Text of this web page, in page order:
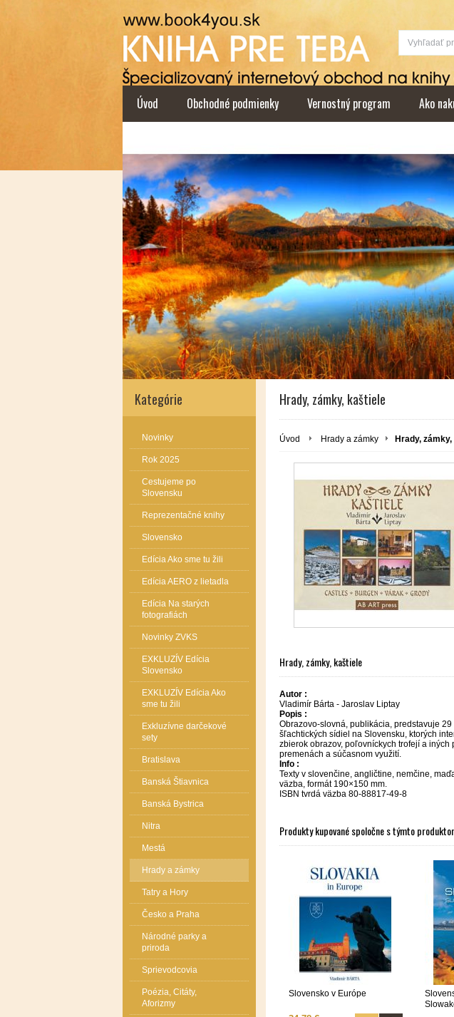
Úvod Obchodné podmienky Vernostný program Ako
Kategórie
Novinky
Rok 2025
Cestujeme po
Slovensku
Reprezentačné knihy
Slovensko
Edícia Ako sme tu žili
Edícia AERO z lietadla
Edícia Na starých
fotografiách
Novinky ZVKS
EXKLUZÍV Edícia
Slovensko
EXKLUZÍV Edícia Ako
sme tu žili
Exkluzívne darčekové
sety
Bratislava
Banská Štiavnica
Banská Bystrica
Nitra
Mestá
Hrady a zámky
Tatry a Hory
Česko a Praha
Národné parky a
priroda
Sprievodcovia
Poézia, Citáty,
Aforizmy
Hrady, zámky, kaštiele
Úvod Hrady a zámky Hrady,
Hrady, zámky, kaštiele
Autor :
Vladimír Bárta - Jaroslav Liptay
Popis :
Obrazovo-slovná, publikácia, predstavuje
šľachtických sídiel na Slovensku, ktorých
zbierok obrazov, poľovníckych trofejí a
premenách a súčasnom využití.
Info :
Texty v slovenčine, angličtine, nemčine,
väzba, formát 190×150 mm.
ISBN tvrdá väzba 80-88817-49-8
Produkty kupované spoločne s týmto
Slovensko v Európe